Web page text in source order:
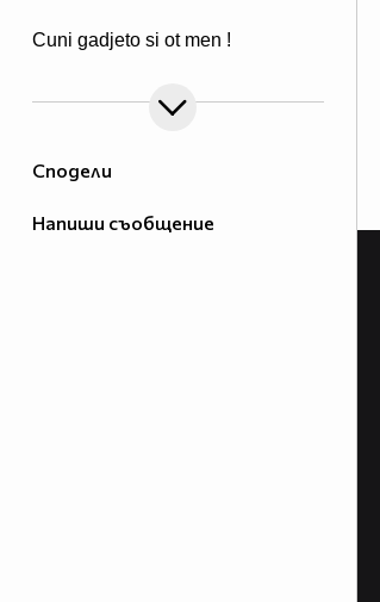
Сподели
Напиши съобщение
Cuni gadjeto si ot men !